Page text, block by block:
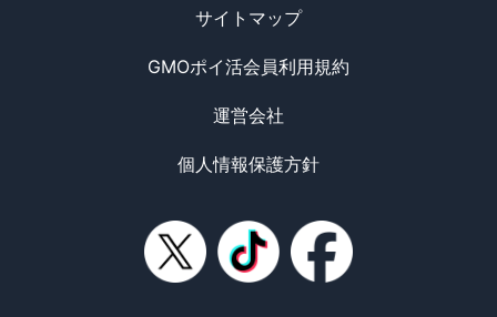
サイトマップ
GMOポイ活会員利用規約
運営会社
個人情報保護方針